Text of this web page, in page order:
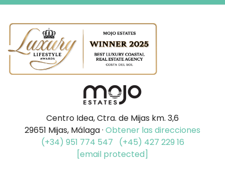
Centro Idea, Ctra. de Mijas km. 3,6
29651 Mijas, Málaga · Obtener las direcciones
(+34) 951 774 547
(+45) 427 229 16
[email protected]